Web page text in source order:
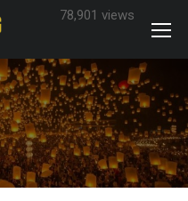
78,901 views